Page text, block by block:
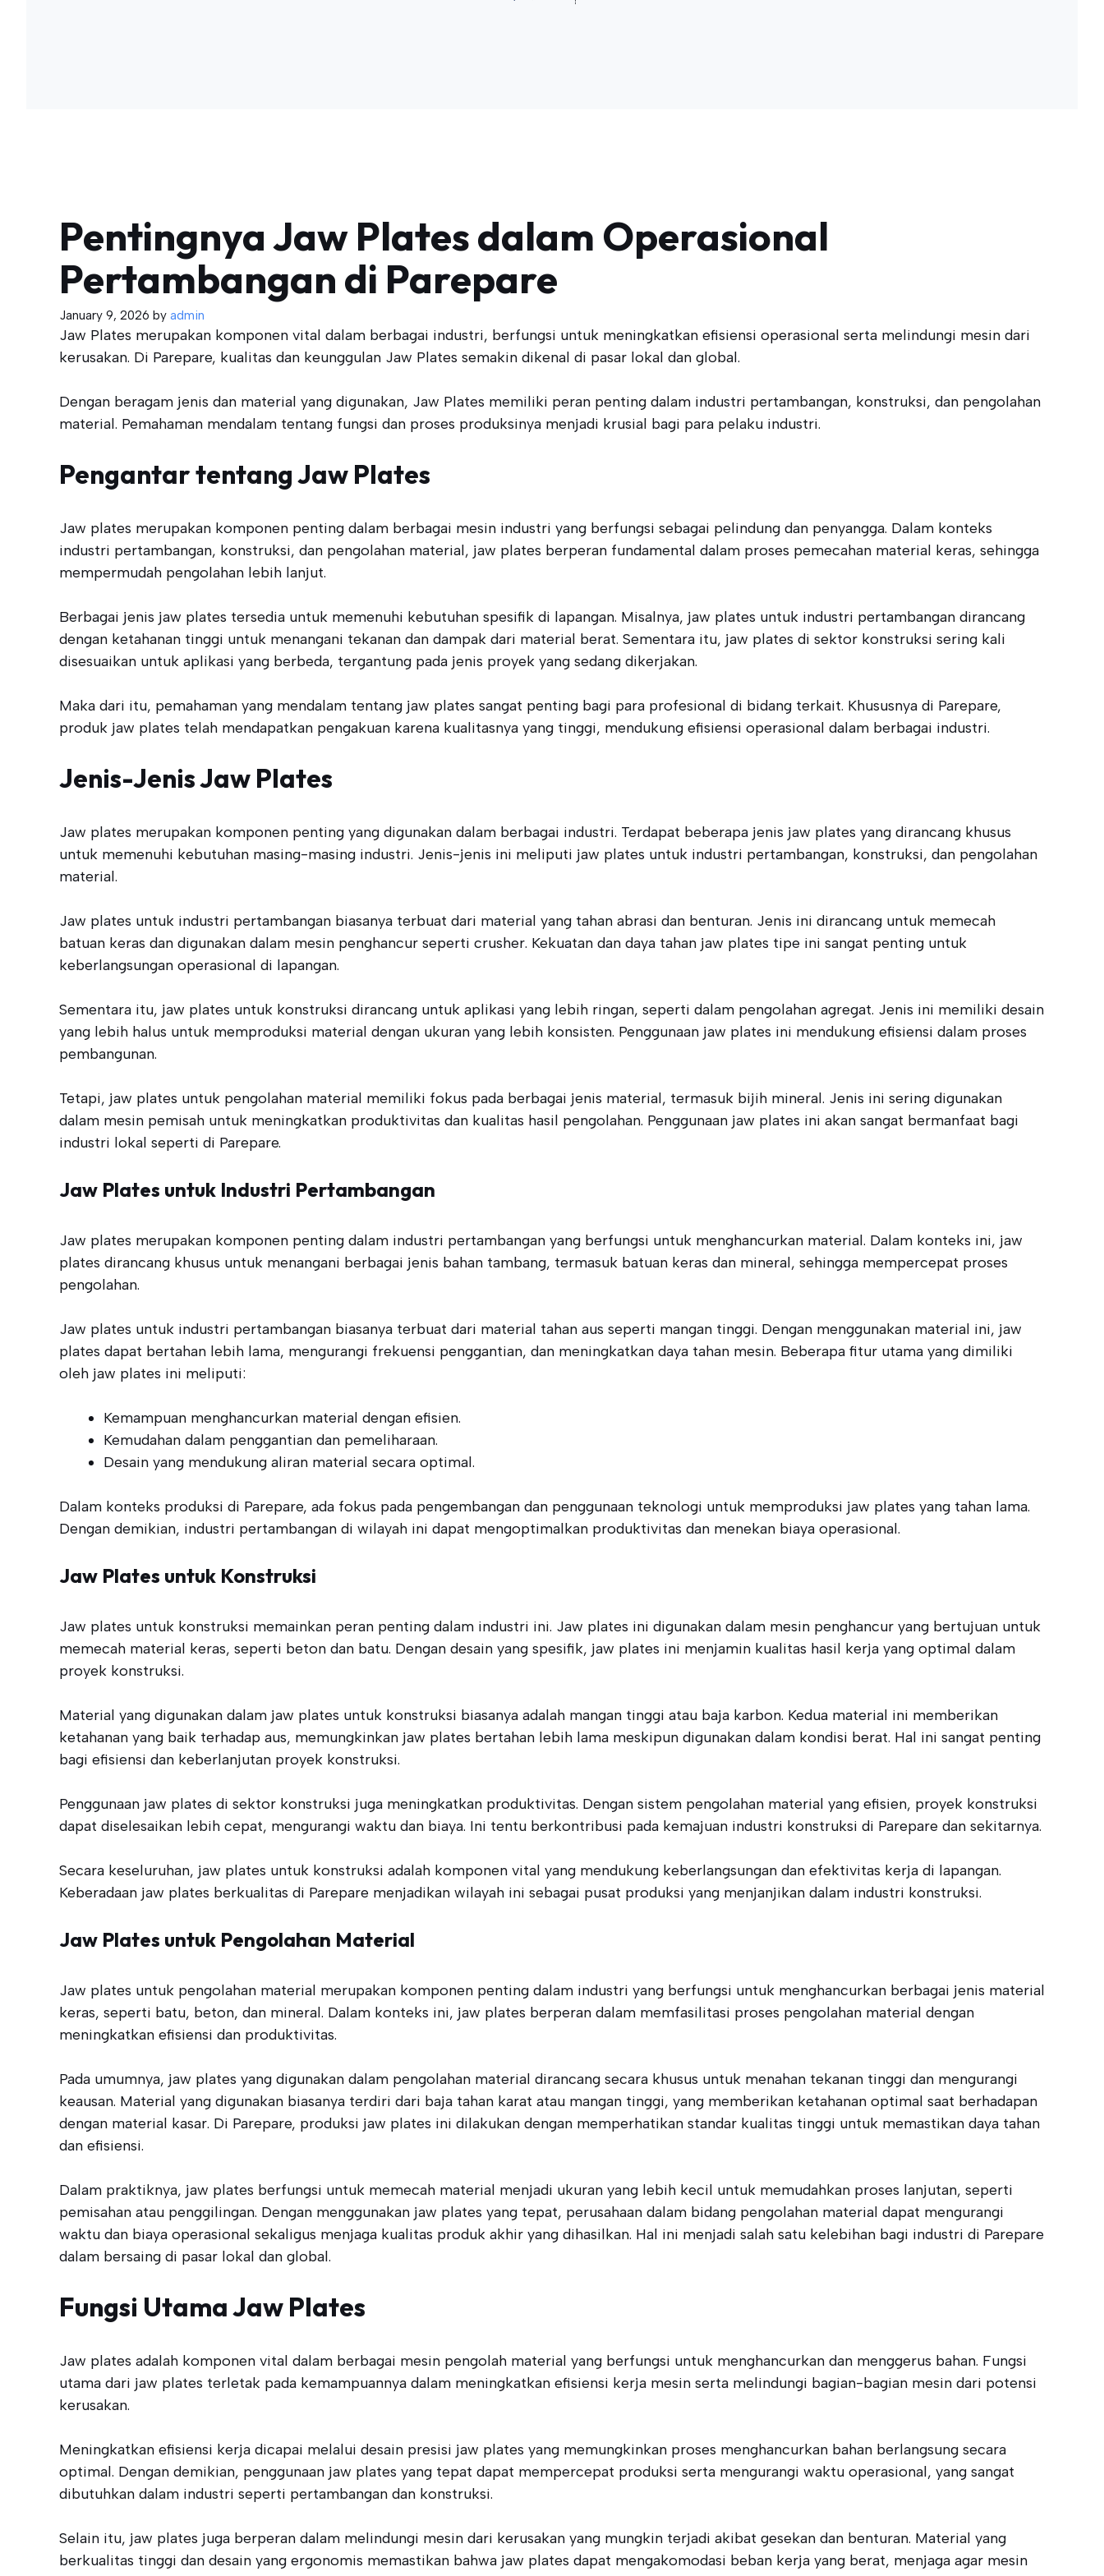
Pentingnya Jaw Plates dalam Operasional
Pertambangan di Parepare
January 9, 2026 by admin
Jaw Plates merupakan komponen vital dalam berbagai industri, berfungsi untuk meningkatkan efisiensi operasional serta melindungi mesin dari
kerusakan. Di Parepare, kualitas dan keunggulan Jaw Plates semakin dikenal di pasar lokal dan global.
Dengan beragam jenis dan material yang digunakan, Jaw Plates memiliki peran penting dalam industri pertambangan, konstruksi, dan pengolahan
material. Pemahaman mendalam tentang fungsi dan proses produksinya menjadi krusial bagi para pelaku industri.
Pengantar tentang Jaw Plates
Jaw plates merupakan komponen penting dalam berbagai mesin industri yang berfungsi sebagai pelindung dan penyangga. Dalam konteks
industri pertambangan, konstruksi, dan pengolahan material, jaw plates berperan fundamental dalam proses pemecahan material keras, sehingga
mempermudah pengolahan lebih lanjut.
Berbagai jenis jaw plates tersedia untuk memenuhi kebutuhan spesifik di lapangan. Misalnya, jaw plates untuk industri pertambangan dirancang
dengan ketahanan tinggi untuk menangani tekanan dan dampak dari material berat. Sementara itu, jaw plates di sektor konstruksi sering kali
disesuaikan untuk aplikasi yang berbeda, tergantung pada jenis proyek yang sedang dikerjakan.
Maka dari itu, pemahaman yang mendalam tentang jaw plates sangat penting bagi para profesional di bidang terkait. Khususnya di Parepare,
produk jaw plates telah mendapatkan pengakuan karena kualitasnya yang tinggi, mendukung efisiensi operasional dalam berbagai industri.
Jenis-Jenis Jaw Plates
Jaw plates merupakan komponen penting yang digunakan dalam berbagai industri. Terdapat beberapa jenis jaw plates yang dirancang khusus
untuk memenuhi kebutuhan masing-masing industri. Jenis-jenis ini meliputi jaw plates untuk industri pertambangan, konstruksi, dan pengolahan
material.
Jaw plates untuk industri pertambangan biasanya terbuat dari material yang tahan abrasi dan benturan. Jenis ini dirancang untuk memecah
batuan keras dan digunakan dalam mesin penghancur seperti crusher. Kekuatan dan daya tahan jaw plates tipe ini sangat penting untuk
keberlangsungan operasional di lapangan.
Sementara itu, jaw plates untuk konstruksi dirancang untuk aplikasi yang lebih ringan, seperti dalam pengolahan agregat. Jenis ini memiliki desain
yang lebih halus untuk memproduksi material dengan ukuran yang lebih konsisten. Penggunaan jaw plates ini mendukung efisiensi dalam proses
pembangunan.
Tetapi, jaw plates untuk pengolahan material memiliki fokus pada berbagai jenis material, termasuk bijih mineral. Jenis ini sering digunakan
dalam mesin pemisah untuk meningkatkan produktivitas dan kualitas hasil pengolahan. Penggunaan jaw plates ini akan sangat bermanfaat bagi
industri lokal seperti di Parepare.
Jaw Plates untuk Industri Pertambangan
Jaw plates merupakan komponen penting dalam industri pertambangan yang berfungsi untuk menghancurkan material. Dalam konteks ini, jaw
plates dirancang khusus untuk menangani berbagai jenis bahan tambang, termasuk batuan keras dan mineral, sehingga mempercepat proses
pengolahan.
Jaw plates untuk industri pertambangan biasanya terbuat dari material tahan aus seperti mangan tinggi. Dengan menggunakan material ini, jaw
plates dapat bertahan lebih lama, mengurangi frekuensi penggantian, dan meningkatkan daya tahan mesin. Beberapa fitur utama yang dimiliki
oleh jaw plates ini meliputi:
Kemampuan menghancurkan material dengan efisien.
Kemudahan dalam penggantian dan pemeliharaan.
Desain yang mendukung aliran material secara optimal.
Dalam konteks produksi di Parepare, ada fokus pada pengembangan dan penggunaan teknologi untuk memproduksi jaw plates yang tahan lama.
Dengan demikian, industri pertambangan di wilayah ini dapat mengoptimalkan produktivitas dan menekan biaya operasional.
Jaw Plates untuk Konstruksi
Jaw plates untuk konstruksi memainkan peran penting dalam industri ini. Jaw plates ini digunakan dalam mesin penghancur yang bertujuan untuk
memecah material keras, seperti beton dan batu. Dengan desain yang spesifik, jaw plates ini menjamin kualitas hasil kerja yang optimal dalam
proyek konstruksi.
Material yang digunakan dalam jaw plates untuk konstruksi biasanya adalah mangan tinggi atau baja karbon. Kedua material ini memberikan
ketahanan yang baik terhadap aus, memungkinkan jaw plates bertahan lebih lama meskipun digunakan dalam kondisi berat. Hal ini sangat penting
bagi efisiensi dan keberlanjutan proyek konstruksi.
Penggunaan jaw plates di sektor konstruksi juga meningkatkan produktivitas. Dengan sistem pengolahan material yang efisien, proyek konstruksi
dapat diselesaikan lebih cepat, mengurangi waktu dan biaya. Ini tentu berkontribusi pada kemajuan industri konstruksi di Parepare dan sekitarnya.
Secara keseluruhan, jaw plates untuk konstruksi adalah komponen vital yang mendukung keberlangsungan dan efektivitas kerja di lapangan.
Keberadaan jaw plates berkualitas di Parepare menjadikan wilayah ini sebagai pusat produksi yang menjanjikan dalam industri konstruksi.
Jaw Plates untuk Pengolahan Material
Jaw plates untuk pengolahan material merupakan komponen penting dalam industri yang berfungsi untuk menghancurkan berbagai jenis material
keras, seperti batu, beton, dan mineral. Dalam konteks ini, jaw plates berperan dalam memfasilitasi proses pengolahan material dengan
meningkatkan efisiensi dan produktivitas.
Pada umumnya, jaw plates yang digunakan dalam pengolahan material dirancang secara khusus untuk menahan tekanan tinggi dan mengurangi
keausan. Material yang digunakan biasanya terdiri dari baja tahan karat atau mangan tinggi, yang memberikan ketahanan optimal saat berhadapan
dengan material kasar. Di Parepare, produksi jaw plates ini dilakukan dengan memperhatikan standar kualitas tinggi untuk memastikan daya tahan
dan efisiensi.
Dalam praktiknya, jaw plates berfungsi untuk memecah material menjadi ukuran yang lebih kecil untuk memudahkan proses lanjutan, seperti
pemisahan atau penggilingan. Dengan menggunakan jaw plates yang tepat, perusahaan dalam bidang pengolahan material dapat mengurangi
waktu dan biaya operasional sekaligus menjaga kualitas produk akhir yang dihasilkan. Hal ini menjadi salah satu kelebihan bagi industri di Parepare
dalam bersaing di pasar lokal dan global.
Fungsi Utama Jaw Plates
Jaw plates adalah komponen vital dalam berbagai mesin pengolah material yang berfungsi untuk menghancurkan dan menggerus bahan. Fungsi
utama dari jaw plates terletak pada kemampuannya dalam meningkatkan efisiensi kerja mesin serta melindungi bagian-bagian mesin dari potensi
kerusakan.
Meningkatkan efisiensi kerja dicapai melalui desain presisi jaw plates yang memungkinkan proses menghancurkan bahan berlangsung secara
optimal. Dengan demikian, penggunaan jaw plates yang tepat dapat mempercepat produksi serta mengurangi waktu operasional, yang sangat
dibutuhkan dalam industri seperti pertambangan dan konstruksi.
Selain itu, jaw plates juga berperan dalam melindungi mesin dari kerusakan yang mungkin terjadi akibat gesekan dan benturan. Material yang
berkualitas tinggi dan desain yang ergonomis memastikan bahwa jaw plates dapat mengakomodasi beban kerja yang berat, menjaga agar mesin